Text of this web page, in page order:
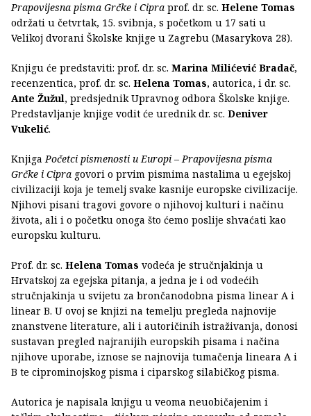
Prapovijesna pisma Grčke i Cipra prof. dr. sc. Helene Tomas
održati u četvrtak, 15. svibnja, s početkom u 17 sati u
Velikoj dvorani Školske knjige u Zagrebu (Masarykova 28).
Knjigu će predstaviti: prof. dr. sc. Marina Milićević Bradač,
recenzentica, prof. dr. sc. Helena Tomas, autorica, i dr. sc.
Ante Žužul, predsjednik Upravnog odbora Školske knjige.
Predstavljanje knjige vodit će urednik dr. sc. Deniver
Vukelić.
KnjigaPočetci pismenosti u Europi – Prapovijesna pisma
Grčke i Cipra govori o prvim pismima nastalima u egejskoj
civilizaciji koja je temelj svake kasnije europske civilizacije.
Njihovi pisani tragovi govore o njihovoj kulturi i načinu
života, ali i o početku onoga što ćemo poslije shvaćati kao
europsku kulturu.
Prof. dr. sc. Helena Tomas vodeća je stručnjakinja u
Hrvatskoj za egejska pitanja, a jedna je i od vodećih
stručnjakinja u svijetu za brončanodobna pisma linear A i
linear B. U ovoj se knjizi na temelju pregleda najnovije
znanstvene literature, ali i autoričinih istraživanja, donosi
sustavan pregled najranijih europskih pisama i načina
njihove uporabe, iznose se najnovija tumačenja lineara A i
B te ciprominojskog pisma i ciparskog silabičkog pisma.
Autorica je napisala knjigu u veoma neuobičajenim i